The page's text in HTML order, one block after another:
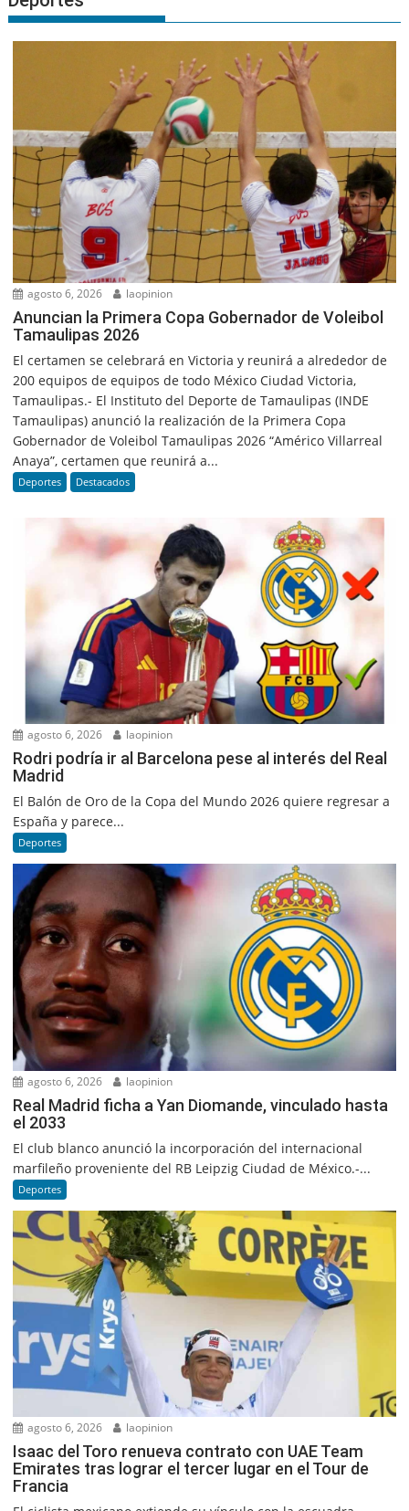
agosto 6, 2026 laopinion
Anuncian la Primera Copa Gobernador de Voleibol
Tamaulipas 2026
El certamen se celebrará en Victoria y reunirá a alrededor de
200 equipos de equipos de todo México Ciudad Victoria,
Tamaulipas.- El Instituto del Deporte de Tamaulipas (INDE
Tamaulipas) anunció la realización de la Primera Copa
Gobernador de Voleibol Tamaulipas 2026 “Américo Villarreal
Anaya”, certamen que reunirá a...
Deportes Destacados
agosto 6, 2026 laopinion
Rodri podría ir al Barcelona pese al interés del Real
Madrid
El Balón de Oro de la Copa del Mundo 2026 quiere regresar a
España y parece...
Deportes
agosto 6, 2026 laopinion
Real Madrid ficha a Yan Diomande, vinculado hasta
el 2033
El club blanco anunció la incorporación del internacional
marfileño proveniente del RB Leipzig Ciudad de México.-...
Deportes
agosto 6, 2026 laopinion
Isaac del Toro renueva contrato con UAE Team
Emirates tras lograr el tercer lugar en el Tour de
Francia